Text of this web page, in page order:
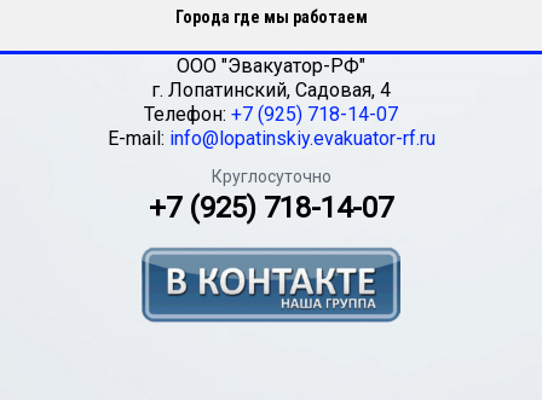
Города где мы работаем
ООО "Эвакуатор-РФ"
г. Лопатинский, Садовая, 4
Телефон: +7 (925) 718-14-07
E-mail: info@lopatinskiy.evakuator-rf.ru
Круглосуточно
+7 (925) 718-14-07